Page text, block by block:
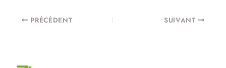
PRÉCÉDENT SUIVANT